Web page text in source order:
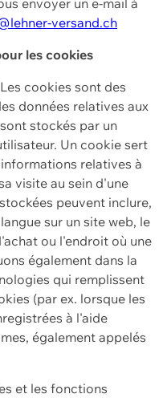
versand.ch
les cookies
cookies sont des
données relatives aux
stockés par un
Un cookie sert
relatives à
visite au sein d'une
peuvent inclure,
sur un site web, le
ou l'endroit où une
également dans la
qui remplissent
(par ex. lorsque les
à l'aide
également appelés
et les fonctions